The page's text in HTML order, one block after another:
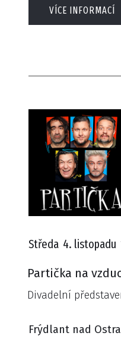
VÍCE INFORMACÍ
Středa 4. listopadu
Partička na
Divadelní
Frýdlant nad